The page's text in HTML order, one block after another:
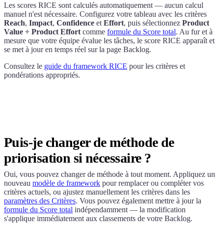
Les scores RICE sont calculés automatiquement — aucun calcul
manuel n'est nécessaire. Configurez votre tableau avec les critères
Reach, Impact, Confidence et Effort, puis sélectionnez Product
Value ÷ Product Effort comme formule du Score total. Au fur et à
mesure que votre équipe évalue les tâches, le score RICE apparaît et
se met à jour en temps réel sur la page Backlog.
Consultez le guide du framework RICE pour les critères et
pondérations appropriés.
Puis-je changer de méthode de
priorisation si nécessaire ?
Oui, vous pouvez changer de méthode à tout moment. Appliquez un
nouveau modèle de framework pour remplacer ou compléter vos
critères actuels, ou ajustez manuellement les critères dans les
paramètres des Critères. Vous pouvez également mettre à jour la
formule du Score total indépendamment — la modification
s'applique immédiatement aux classements de votre Backlog.